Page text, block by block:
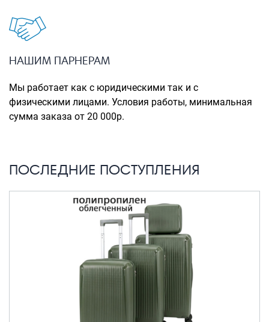
Аксессуары
Мешки для обуви
Пеналы для школы
Чемоданы оптом
Чемоданы на колесах
Чемоданы детские
Пилоты на колесах
Рюкзаки детские для детских
чемоданов
Саквояжи
НАШИМ ПАРНЕРАМ
Мы работает как с юридическими так и с
физическими лицами. Условия работы, минимальная
сумма заказа от 20 000р.
ПОСЛЕДНИЕ ПОСТУПЛЕНИЯ